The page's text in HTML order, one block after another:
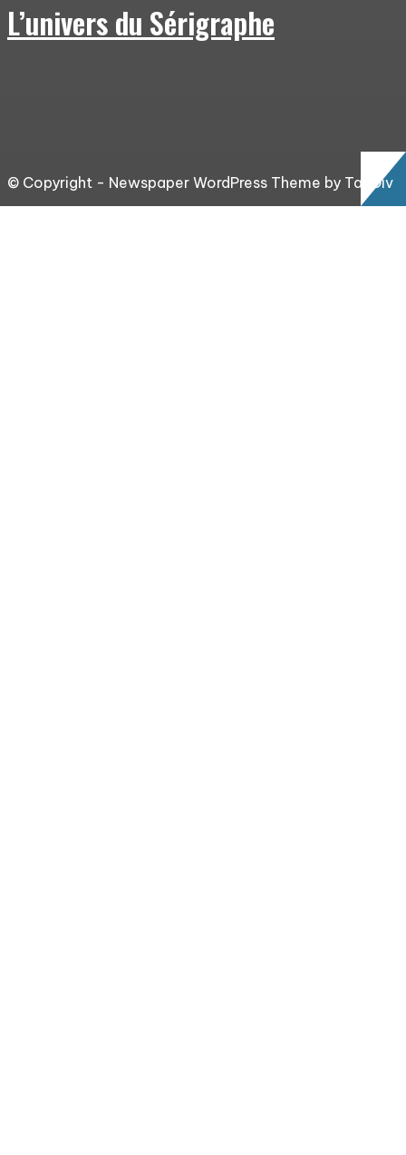
L’univers du Sérigraphe
© Copyright - Newspaper WordPress Theme by TagDiv